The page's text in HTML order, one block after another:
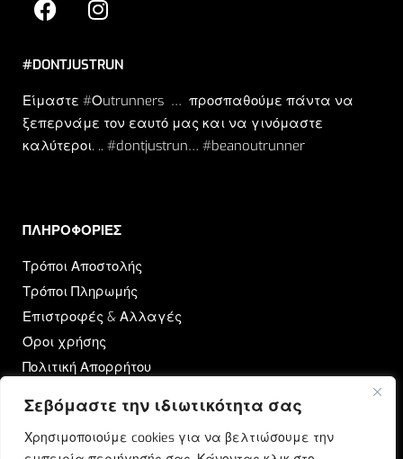
Σεβόμαστε την ιδιωτικότητα σας
Χρησιμοποιούμε cookies για να βελτιώσουμε την
#DONTJUSTRUN
Είμαστε #Οutrunners … προσπαθούμε πάντα να
ξεπερνάμε τον εαυτό μας και να γινόμαστε
καλύτεροι. .. #dontjustrun… #beanoutrunner
ΠΛΗΡΟΦΟΡΙΕΣ​
Τρόποι Αποστολής
Τρόποι Πληρωμής
Επιστροφές & Αλλαγές
Όροι χρήσης
Πολιτική Απορρήτου
OUTRUN
Ποιοι Είμαστε